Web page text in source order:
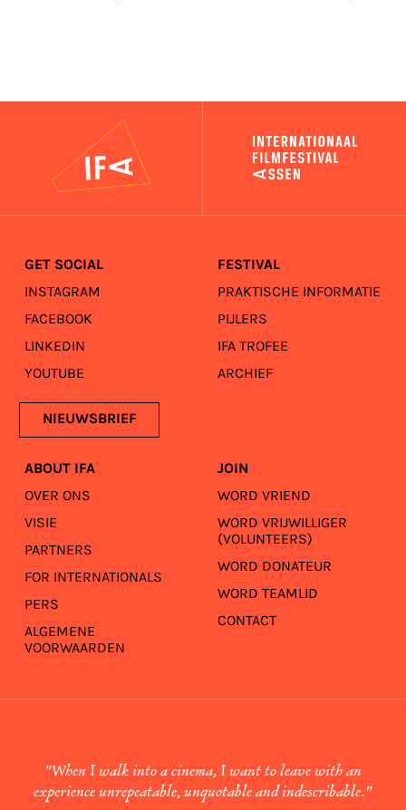
GET SOCIAL
INSTAGRAM
FACEBOOK
LINKEDIN
YOUTUBE
NIEUWSBRIEF
FESTIVAL
PRAKTISCHE INFORMATIE
PIJLERS
IFA TROFEE
ARCHIEF
ABOUT IFA
OVER ONS
VISIE
PARTNERS
FOR INTERNATIONALS
PERS
ALGEMENE
VOORWAARDEN
JOIN
WORD VRIEND
WORD VRIJWILLIGER
(VOLUNTEERS)
WORD DONATEUR
WORD TEAMLID
CONTACT
"When I walk into a cinema, I want to leave with an
experience unrepeatable, unquotable and indescribable."